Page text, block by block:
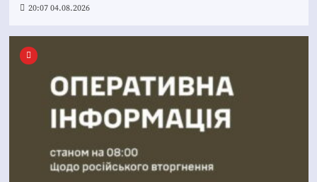
20:07 04.08.2026